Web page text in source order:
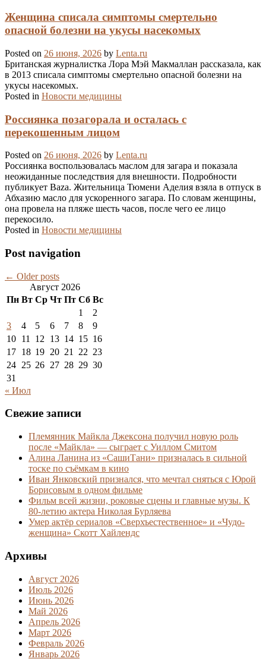
Женщина списала симптомы смертельно
опасной болезни на укусы насекомых
Posted on 26 июня, 2026 by Lenta.ru
Британская журналистка Лора Мэй Макмаллан рассказала, как
в 2013 списала симптомы смертельно опасной болезни на
укусы насекомых.
Posted in Новости медицины
Россиянка позагорала и осталась с
перекошенным лицом
Posted on 26 июня, 2026 by Lenta.ru
Россиянка воспользовалась маслом для загара и показала
неожиданные последствия для внешности. Подробности
публикует Baza. Жительница Тюмени Аделия взяла в отпуск в
Абхазию масло для ускоренного загара. По словам женщины,
она провела на пляже шесть часов, после чего ее лицо
перекосило.
Posted in Новости медицины
Post navigation
← Older posts
Август 2026
Пн Вт Ср Чт Пт Сб Вс
1
2
3
4 5 6 7 8
9
10 11 12 13 14 15 16
17 18 19 20 21 22 23
24 25 26 27 28 29 30
31
« Июл
Свежие записи
Племянник Майкла Джексона получил новую роль
после «Майкла» — сыграет с Уиллом Смитом
Алина Ланина из «СашиТани» призналась в сильной
тоске по съёмкам в кино
Иван Янковский признался, что мечтал сняться с Юрой
Борисовым в одном фильме
Фильм всей жизни, роковые сцены и главные музы. К
80-летию актера Николая Бурляева
Умер актёр сериалов «Сверхъестественное» и «Чудо-
женщина» Скотт Хайлендс
Архивы
Август 2026
Июль 2026
Июнь 2026
Май 2026
Апрель 2026
Март 2026
Февраль 2026
Январь 2026